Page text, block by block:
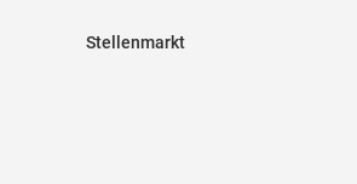
Stellenmarkt